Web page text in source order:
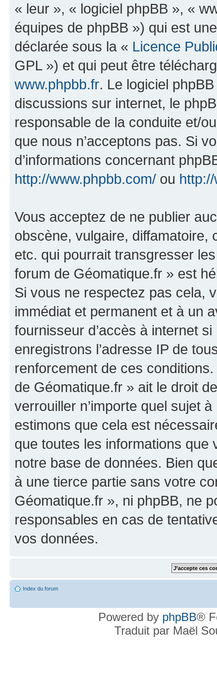
« leur », « logiciel phpBB », «
équipes de phpBB ») qui est
déclarée sous la « Licence
GPL ») et qui peut être
www.phpbb.fr. Le logiciel
discussions sur internet, le
responsable de la conduite et/
que nous n’acceptons pas. Si
d’informations concernant
http://www.phpbb.com/ ou
Vous acceptez de ne publier
obscène, vulgaire, diffamatoire,
etc. qui pourrait transgresser
forum de Géomatique.fr » est
Si vous ne respectez pas cela,
immédiat et permanent et à un
fournisseur d’accès à internet
enregistrons l’adresse IP de
renforcement de ces
de Géomatique.fr » ait le droit
verrouiller n’importe quel sujet
estimons que cela est
que toutes les informations
notre base de données. Bien
à une tierce partie sans votre
Géomatique.fr », ni phpBB, ne
responsables en cas de
vos données.
Index du forum
Powered by phpBB®
Traduit par Maël